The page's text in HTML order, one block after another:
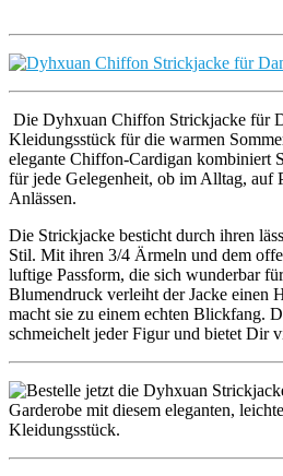
Die Dyhxuan Chiffon Strickjacke für
Kleidungsstück für die warmen
elegante Chiffon-Cardigan kombiniert
für jede Gelegenheit, ob im Alltag, auf
Anlässen.
Die Strickjacke besticht durch ihren
Stil. Mit ihren 3/4 Ärmeln und dem
luftige Passform, die sich wunderbar
Blumendruck verleiht der Jacke einen
macht sie zu einem echten Blickfang.
schmeichelt jeder Figur und bietet Dir